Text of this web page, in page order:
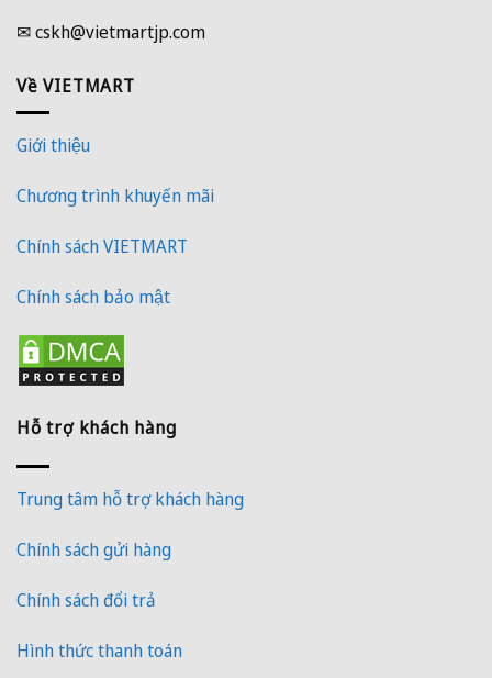
✉ cskh@vietmartjp.com
Về VIETMART
Giới thiệu
Chương trình khuyến mãi
Chính sách VIETMART
Chính sách bảo mật
Hỗ trợ khách hàng
Trung tâm hỗ trợ khách hàng
Chính sách gửi hàng
Chính sách đổi trả
Hình thức thanh toán